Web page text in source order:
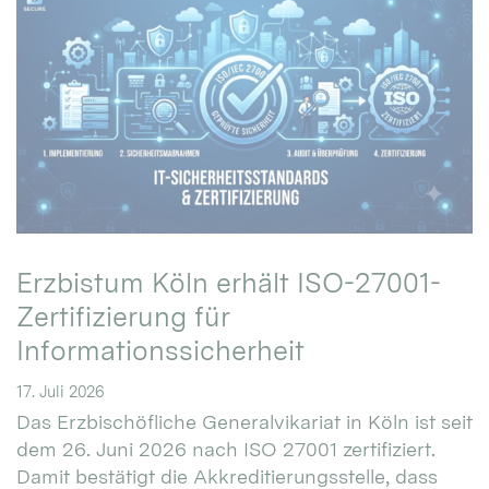
Erzbistum Köln erhält ISO-27001-
Zertifizierung für
Informationssicherheit
17. Juli 2026
Das Erzbischöfliche Generalvikariat in Köln ist seit
dem 26. Juni 2026 nach ISO 27001 zertifiziert.
Damit bestätigt die Akkreditierungsstelle, dass